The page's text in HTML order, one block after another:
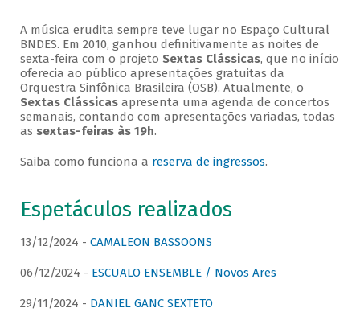
A música erudita sempre teve lugar no Espaço Cultural
BNDES. Em 2010, ganhou definitivamente as noites de
sexta-feira com o projeto Sextas Clássicas, que no início
oferecia ao público apresentações gratuitas da
Orquestra Sinfônica Brasileira (OSB). Atualmente, o
Sextas Clássicasapresenta uma agenda de concertos
semanais, contando com apresentações variadas, todas
as sextas-feiras às 19h.
Saiba como funciona a reserva de ingressos.
Espetáculos realizados
13/12/2024 - CAMALEON BASSOONS
06/12/2024 - ESCUALO ENSEMBLE / Novos Ares
29/11/2024 - DANIEL GANC SEXTETO